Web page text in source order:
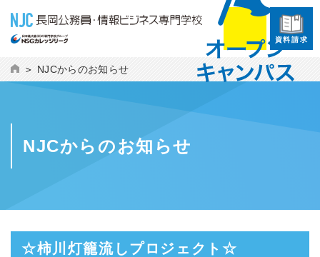
資料請求
NJCからのお知らせ
NJCからのお知らせ
☆柿川灯籠流しプロジェクト☆